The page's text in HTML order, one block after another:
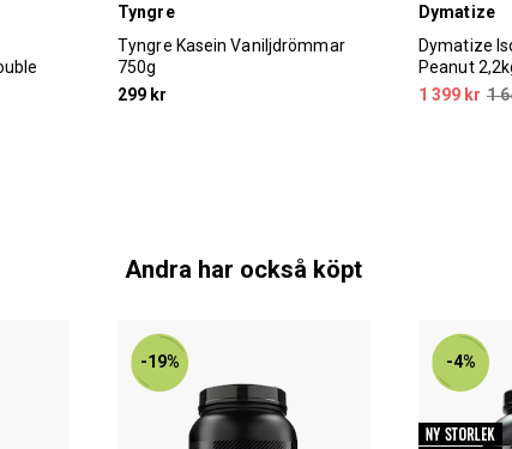
Tyngre
Tyngre Kasein Vaniljdrömmar
750g
299 kr
Dymatize
Dymatize
Peanut
1 399 kr 1
Andra har också köpt
-19% -4%